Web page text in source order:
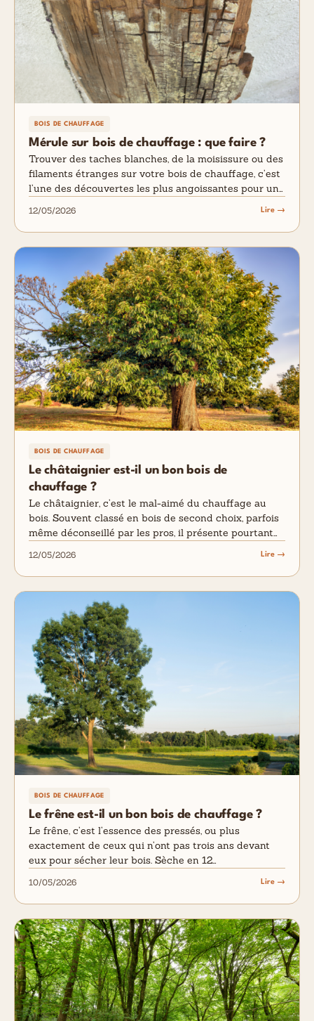
BOIS DE CHAUFFAGE
Mérule sur bois de chauffage : que faire ?
Trouver des taches blanches, de la moisissure ou des
filaments étranges sur votre bois de chauffage, c’est
l’une des découvertes les plus angoissantes pour un…
12/05/2026 Lire →
BOIS DE CHAUFFAGE
Le châtaignier est-il un bon bois de
chauffage ?
Le châtaignier, c’est le mal-aimé du chauffage au
bois. Souvent classé en bois de second choix, parfois
même déconseillé par les pros, il présente pourtant…
12/05/2026 Lire →
BOIS DE CHAUFFAGE
Le frêne est-il un bon bois de chauffage ?
Le frêne, c’est l’essence des pressés, ou plus
exactement de ceux qui n’ont pas trois ans devant
eux pour sécher leur bois. Sèche en 12…
10/05/2026 Lire →